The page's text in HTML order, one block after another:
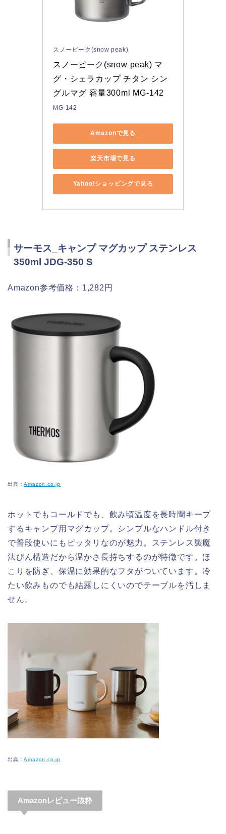
スノーピーク(snow peak)
スノーピーク(snow peak) マ
グ・シェラカップ チタン シン
グルマグ 容量300ml MG-142
MG-142
Amazonで見る
楽天市場で見る
Yahoo!ショッピングで見る
サーモス_キャンプ マグカップ ステンレス
350ml JDG-350 S
Amazon参考価格：1,282円
出典：Amazon.co.jp
ホットでもコールドでも、飲み頃温度を長時間キープ
するキャンプ用マグカップ。シンプルなハンドル付き
で普段使いにもピッタリなのが魅力。ステンレス製魔
法びん構造だから温かさ長持ちするのが特徴です。ほ
こりを防ぎ、保温に効果的なフタがついています。冷
たい飲みものでも結露しにくいのでテーブルを汚しま
せん。
出典：Amazon.co.jp
Amazonレビュー抜粋